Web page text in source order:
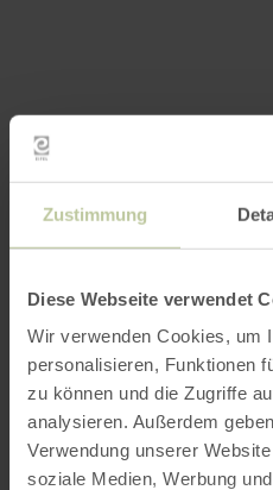
Zustimmung
Diese Webseite verwendet
Wir verwenden Cookies, um
personalisieren, Funktionen
zu können und die Zugriffe
analysieren. Außerdem
Verwendung unserer
soziale Medien, Werbung
Weitere
Öffnungszeiten